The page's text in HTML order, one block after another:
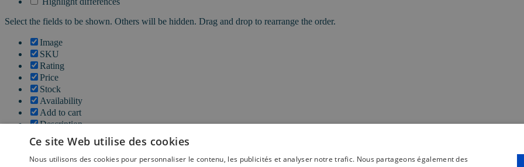
Select the fields to be shown. Others will be hidden. Drag and drop to rearrange the order.
Image
SKU
Rating
Price
Stock
Availability
Add to cart
Description
Content
Weight
Dimensions
Ce site Web utilise des cookies
Nous utilisons des cookies pour personnaliser le contenu, les publicités et analyser notre trafic. Nous partageons également des